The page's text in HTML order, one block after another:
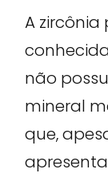
A
não
mineral
que,